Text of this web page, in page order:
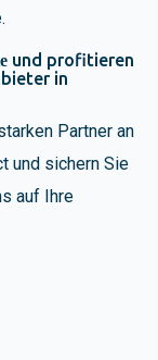
und profitieren
in
Partner an
und sichern Sie
auf Ihre